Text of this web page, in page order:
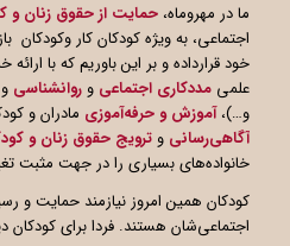
ما در مهروماه، حمایت از حقوق زنان و
اجتماعی، به ویژه کودکان کار وکودکان
خود قرارداده و بر این باوریم که با
علمی مددکاری اجتماعی وروانشناسی
و…)،آموزش و حرفه‌آموزی مادران و
آگاهیرسانی وترویج حقوق زنان و
خانواده‌های بسیاری را در جهت مثبت
کودکان همین امروز نیازمند حمایت و
اجتماعی‌شان هستند. فردا برای کودکان